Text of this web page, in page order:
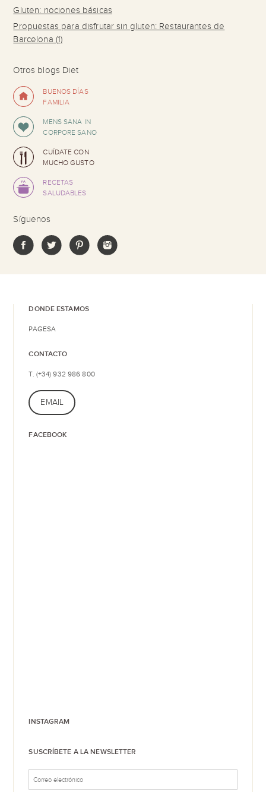
Gluten: nociones básicas
Propuestas para disfrutar sin gluten: Restaurantes de
Barcelona (1)
Otros blogs Diet
BUENOS DÍAS
FAMILIA
MENS SANA IN
CORPORE SANO
CUÍDATE CON
MUCHO GUSTO
RECETAS
SALUDABLES
Síguenos
DONDE ESTAMOS
PAGESA
CONTACTO
T. (+34) 932 986 800
EMAIL
FACEBOOK
INSTAGRAM
SUSCRÍBETE A LA NEWSLETTER